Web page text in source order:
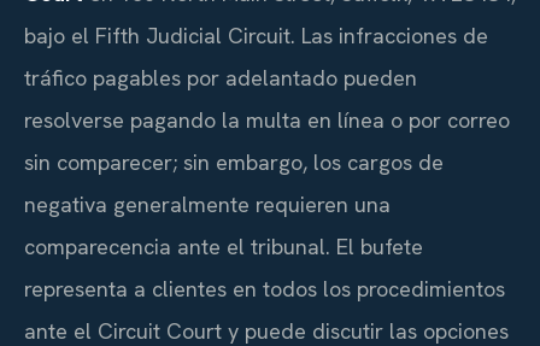
bajo el Fifth Judicial Circuit. Las infracciones de
tráfico pagables por adelantado pueden
resolverse pagando la multa en línea o por correo
sin comparecer; sin embargo, los cargos de
negativa generalmente requieren una
comparecencia ante el tribunal. El bufete
representa a clientes en todos los procedimientos
ante el Circuit Court y puede discutir las opciones